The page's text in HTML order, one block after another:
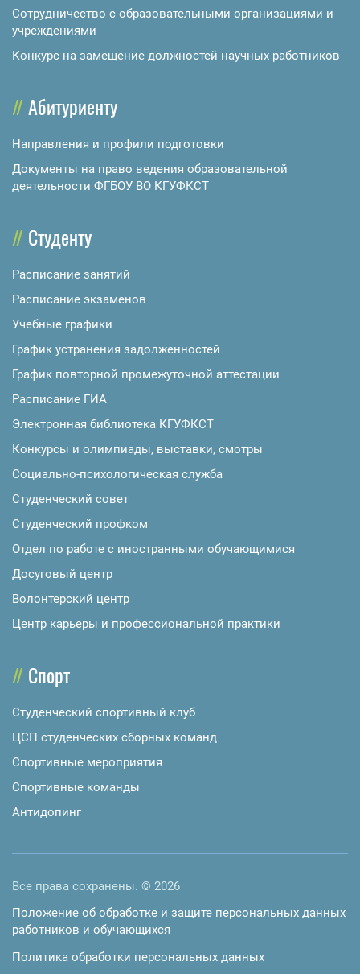
Сотрудничество с образовательными организациями и
учреждениями
Конкурс на замещение должностей научных работников
Абитуриенту
Направления и профили подготовки
Документы на право ведения образовательной
деятельности ФГБОУ ВО КГУФКСТ
Студенту
Расписание занятий
Расписание экзаменов
Учебные графики
График устранения задолженностей
График повторной промежуточной аттестации
Расписание ГИА
Электронная библиотека КГУФКСТ
Конкурсы и олимпиады, выставки, смотры
Социально-психологическая служба
Студенческий совет
Студенческий профком
Отдел по работе с иностранными обучающимися
Досуговый центр
Волонтерский центр
Центр карьеры и профессиональной практики
Спорт
Студенческий спортивный клуб
ЦСП студенческих сборных команд
Спортивные мероприятия
Спортивные команды
Антидопинг
Все права сохранены. © 2026
Положение об обработке и защите персональных данных
работников и обучающихся
Политика обработки персональных данных